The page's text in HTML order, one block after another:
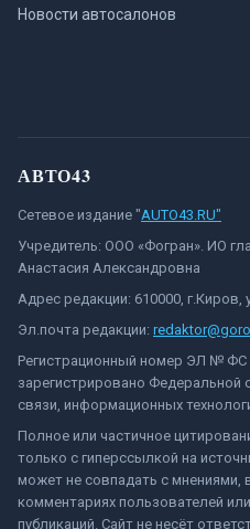
Новости автосалонов
АВТО43
Сетевое издание "AUTO43.RU"
Учредитель: ООО «Фогран». ИО
Анастасия Александровна
Адрес редакции: 610000,
Эл.почта редакции:
Регистрационный номер ЭЛ № ФС
зарегистрировано Федеральной
связи, информационных
Полное или частичное
только с гиперссылкой на
может не совпадать с
комментариях пользователей
публикаций. Сайт не несёт